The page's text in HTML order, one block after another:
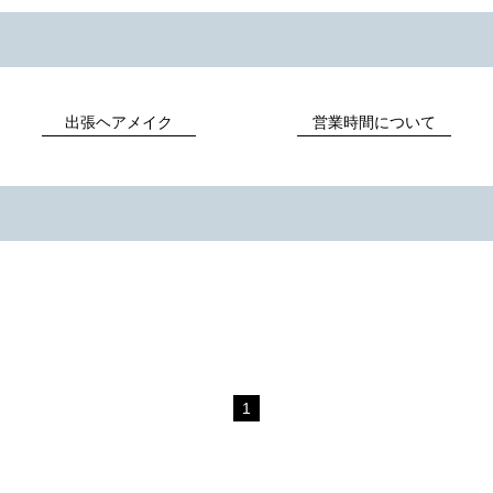
出張ヘアメイク 営業時間について
1